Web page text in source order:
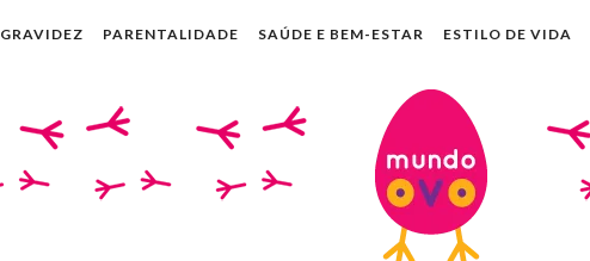
GRAVIDEZ PARENTALIDADE SAÚDE E BEM-ESTAR ESTILO DE VIDA